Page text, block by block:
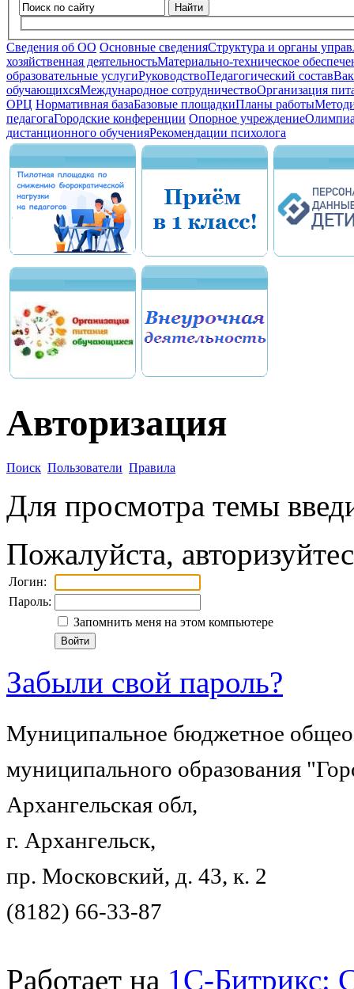
Найти
Сведения об ОО Основные сведенияСтруктура и органы
хозяйственная деятельностьМатериально-техническое
образовательные услугиРуководствоПедагогический состав
обучающихсяМеждународное сотрудничествоОрганизация
ОРЦ Нормативная базаБазовые площадкиПланы работы
педагогаГородские конференции Опорное учреждение
дистанционного обученияРекомендации психолога
Авторизация
Поиск Пользователи Правила
Для просмотра темы
Пожалуйста,
Логин:
Пароль:
Запомнить меня на этом компьютере
Забыли свой пароль?
Муниципальное бюджетное
муниципального образования
Архангельская обл,
г. Архангельск,
пр. Московский, д. 43, к. 2
(8182) 66-33-87
Работает на 1C-Битрикс: